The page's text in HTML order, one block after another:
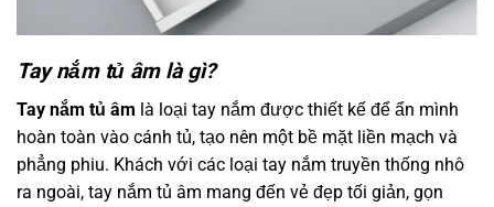
Tay nắm tủ âm là gì?
Tay nắm tủ âm là loại tay nắm được thiết kế để ẩn mình
hoàn toàn vào cánh tủ, tạo nên một bề mặt liền mạch và
phẳng phiu. Khách với các loại tay nắm truyền thống nhô
ra ngoài, tay nắm tủ âm mang đến vẻ đẹp tối giản, gọn